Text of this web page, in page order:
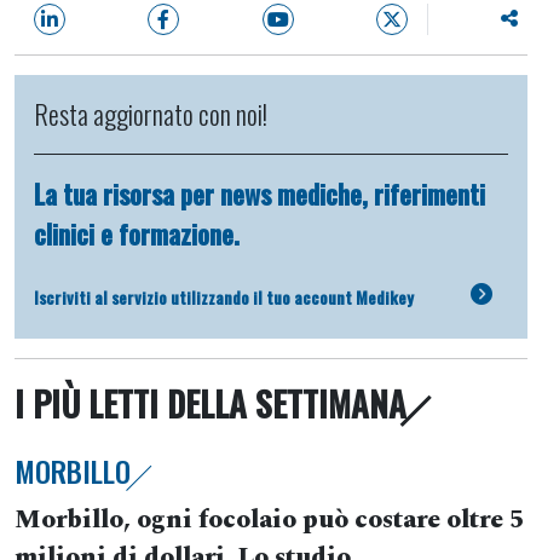
Resta aggiornato con noi!
La tua risorsa per news mediche, riferimenti
clinici e formazione.
Iscriviti al servizio utilizzando il tuo account Medikey
I PIÙ LETTI DELLA SETTIMANA
MORBILLO
Morbillo, ogni focolaio può costare oltre 5